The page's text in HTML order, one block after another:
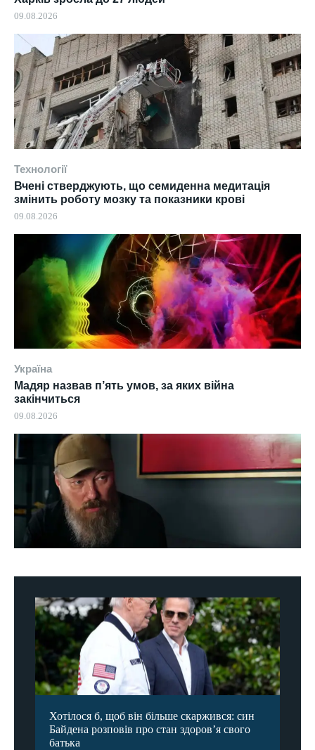
09.08.2026
Технології
Вчені стверджують, що семиденна медитація
змінить роботу мозку та показники крові
09.08.2026
Україна
Мадяр назвав п’ять умов, за яких війна
закінчиться
09.08.2026
Хотілося б, щоб він більше скаржився: син
Байдена розповів про стан здоров’я свого
батька